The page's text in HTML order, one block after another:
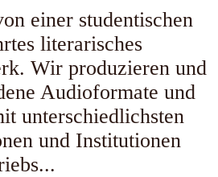
einer studentischen
literarisches
Wir produzieren und
Audioformate und
unterschiedlichsten
und Institutionen